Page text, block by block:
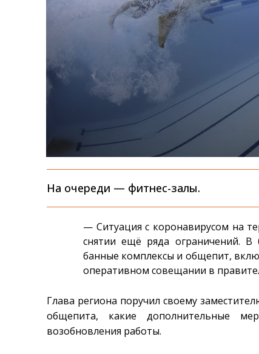
На очереди — фитнес-залы.
— Ситуация с коронавирусом на
снятии ещё ряда ограничений. В
банные комплексы и общепит,
оперативном совещании в
Глава региона поручил своему
общепита, какие дополнительные
возобновления работы.